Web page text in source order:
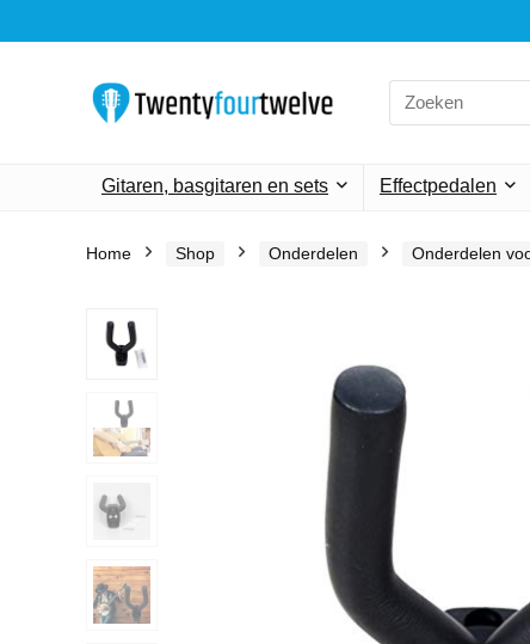
Search
for:
Gitaren, basgitaren en sets Effectpedalen
Home Shop Onderdelen Onderdelen